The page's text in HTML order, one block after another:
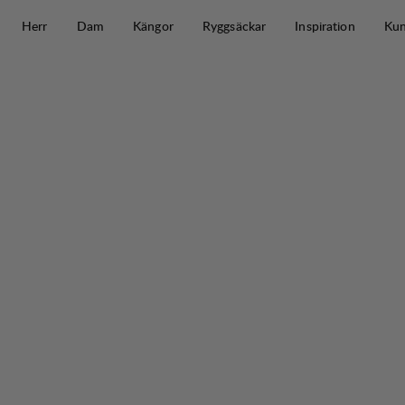
Herr
Dam Kängor Ryggsäckar Inspiration